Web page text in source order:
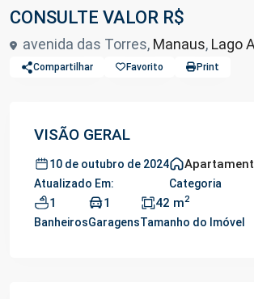
CONSULTE VALOR R$
avenida das Torres, Manaus, Lago
Compartilhar Favorito Print
VISÃO GERAL
10 de outubro de 2024
Atualizado Em:
Categoria
1
Banheiros
1
Garagens
42 m2
Tamanho do Imóvel